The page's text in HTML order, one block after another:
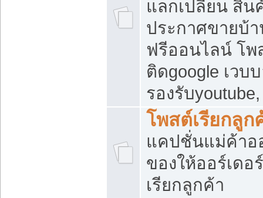
แลกเปลี่ยน สิน
ประกาศขายบ้
ฟรีออนไลน์ โพ
ติดgoogle เวบ
รองรับ
โพสต์เรียกลูก
แคปชั่นแม่ค้าอ
ของให้ออร์เดอ
เรียกลูกค้า